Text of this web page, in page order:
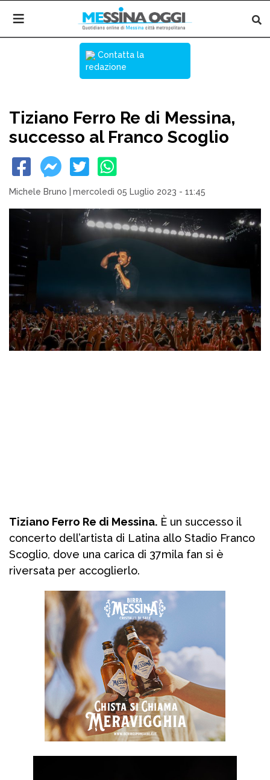
Contatta la
redazione
Tiziano Ferro Re di Messina,
successo al Franco Scoglio
Michele Bruno mercoledì 05 Luglio 2023 - 11:45
Tiziano Ferro Re di Messina. È un successo il
concerto dell’artista di Latina allo Stadio Franco
Scoglio, dove una carica di 37mila fan si è
riversata per accoglierlo.